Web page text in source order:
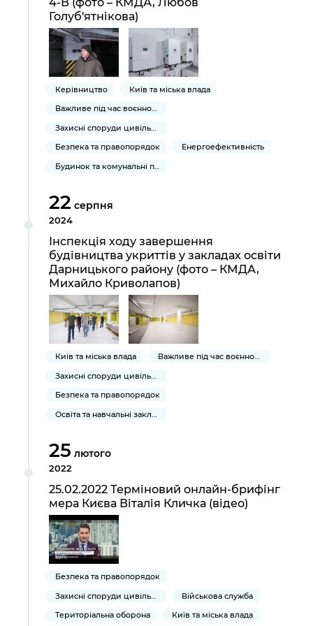
Підприємства, установи, організації
Kyiv International Relations
Річні звіти
Гендерна політика
Безбар'єрність
Київська міська військова адміністрація
Портал Захисників та Захисниць
Безбар'єрність
Портал послуг
Міський застосунок Київ Цифровий
Уряд» – місцевий рівень»
Важливе під час воєнного стану
Про відкриті дані
Портал даних Києва
Публічні дашборди
Голуб'ятнікова)
Керівництво
Київ та міська влада
Важливе під час воєнного стану
Захисні споруди цивільного захисту
Безпека та правопорядок
Енергоефективність
Будинок та комунальні послуги
22 серпня
2024
Інспекція ходу завершення
будівництва укриттів у закладах освіти
Дарницького району (фото – КМДА,
Михайло Криволапов)
Київ та міська влада
Важливе під час воєнного стану
Захисні споруди цивільного захисту
Безпека та правопорядок
25 лютого
2022
25.02.2022 Терміновий онлайн-брифінг
мера Києва Віталія Кличка (відео)
Безпека та правопорядок
Захисні споруди цивільного захисту
Військова служба
Територіальна оборона
Київ та міська влада